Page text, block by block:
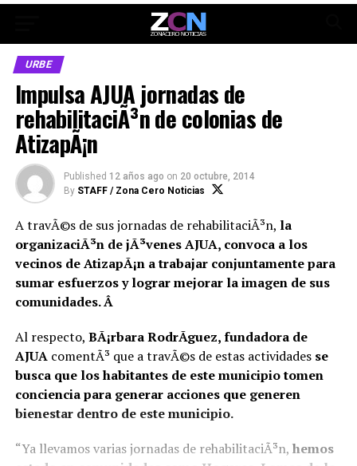
URBE
Impulsa AJUA jornadas de
rehabilitaciÃ³n de colonias de
AtizapÃ¡n
Published 12 años ago on 20 octubre, 2014
By STAFF / Zona Cero Noticias
A travÃ©s de sus jornadas de rehabilitaciÃ³n, la
organizaciÃ³n de jÃ³venes AJUA, convoca a los
vecinos de AtizapÃ¡n a trabajar conjuntamente para
sumar esfuerzos y lograr mejorar la imagen de sus
comunidades. Â
Al respecto, BÃ¡rbara RodrÃ­guez, fundadora de
AJUAcomentÃ³ que a travÃ©s de estas actividades se
busca que los habitantes de este municipio tomen
conciencia para generar acciones que generen
bienestar dentro de este municipio.
“Ya llevamos varias jornadas de rehabilitaciÃ³n, hemos